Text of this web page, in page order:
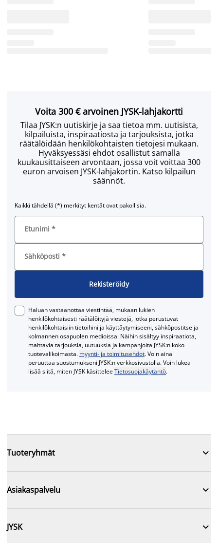
Voita 300 € arvoinen JYSK-lahjakortti
Tilaa JYSK:n uutiskirje ja saa tietoa mm. uutisista,
kilpailuista, inspiraatiosta ja tarjouksista, jotka
räätälöidään henkilökohtaisten tietojesi mukaan.
Hyväksyessäsi ehdot osallistut samalla
kuukausittaiseen arvontaan, jossa voit voittaa 300
euron arvoisen JYSK-lahjakortin. Katso kilpailun
säännöt.
Kaikki tähdellä (*) merkityt kentät ovat pakollisia.
Etunimi *
Sähköposti *
Rekisteröidy
Haluan vastaanottaa viestintää, mukaan lukien
henkilökohtaisesti räätälöityjä viestejä, jotka perustuvat
henkilökohtaisiin tietoihini ja käyttäytymiseeni, sähköpostitse ja
kolmannen osapuolen medioissa. Näihin sisältyy inspiraatiota,
mahtavia tarjouksia, uutuuksia ja kampanjoita JYSK:n koko
tuotevalikoimasta. myynti- ja toimitusehdot. Voin aina
peruuttaa suostumukseni JYSK:n verkkosivustolla. Voin lukea
lisää siitä, miten JYSK käsitteleeTietosuojakäytäntö.
Tuoteryhmät 
Asiakaspalvelu 
JYSK 